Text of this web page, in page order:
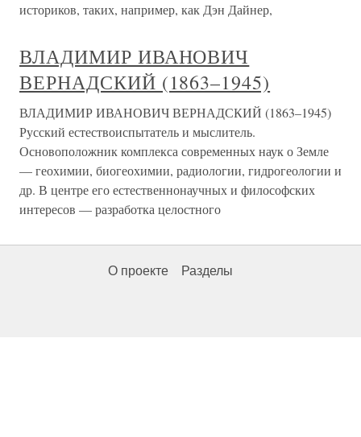
историков, таких, например, как Дэн Дайнер,
ВЛАДИМИР ИВАНОВИЧ
ВЕРНАДСКИЙ (1863–1945)
ВЛАДИМИР ИВАНОВИЧ ВЕРНАДСКИЙ (1863–1945)
Русский естествоиспытатель и мыслитель.
Основоположник комплекса современных наук о Земле
— геохимии, биогеохимии, радиологии, гидрогеологии и
др. В центре его естественнонаучных и философских
интересов — разработка целостного
О проекте Разделы